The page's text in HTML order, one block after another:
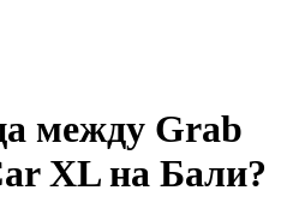
между Grab
XL на Бали?